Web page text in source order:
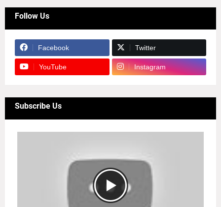
Follow Us
Facebook Twitter
YouTube Instagram
Subscribe Us